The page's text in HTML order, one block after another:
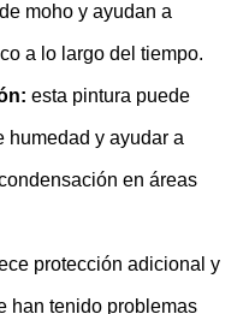
moho y ayudan a
a lo largo del tiempo.
esta pintura puede
humedad y ayudar a
en áreas
protección adicional y
han tenido problemas